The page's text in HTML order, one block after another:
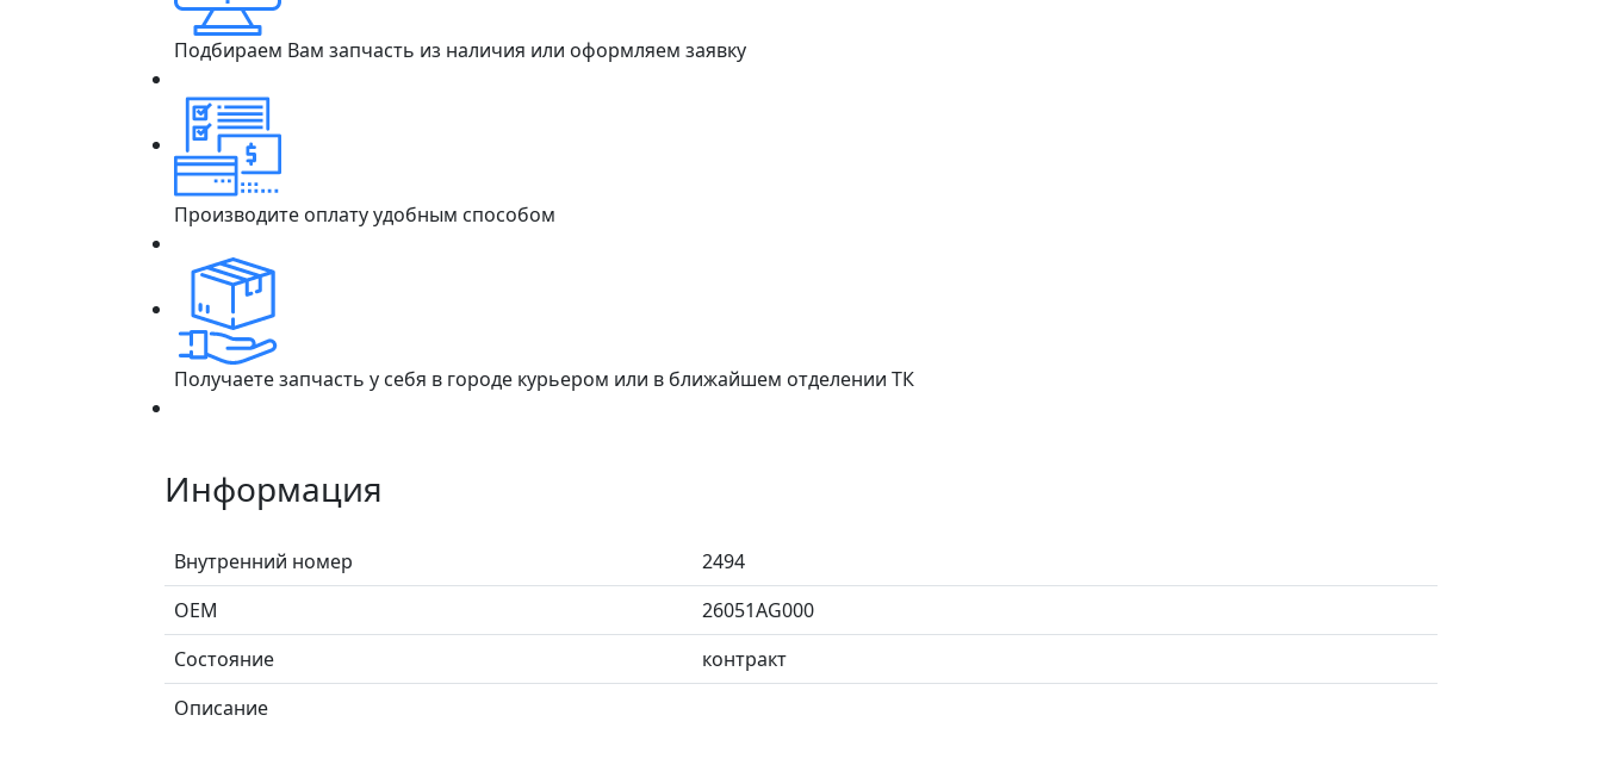
Подбираем Вам запчасть из наличия или оформляем заявку
Производите оплату удобным способом
Получаете запчасть у себя в городе курьером или в ближайшем отделении ТК
Информация
Внутренний номер
2494
ОЕМ
26051AG000
Состояние
контракт
Описание